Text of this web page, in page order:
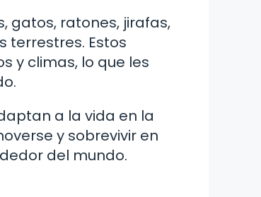
gatos, ratones, jirafas,
terrestres. Estos
y climas, lo que les
a la vida en la
y sobrevivir en
del mundo.